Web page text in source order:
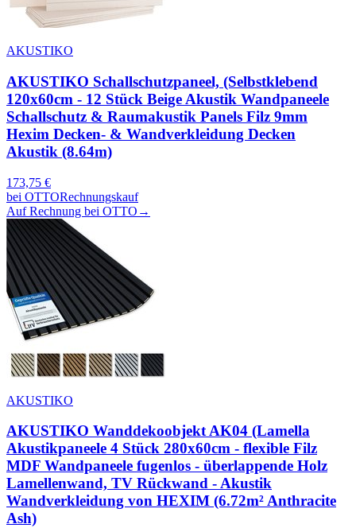
AKUSTIKO
AKUSTIKO Schallschutzpaneel, (Selbstklebend
120x60cm - 12 Stück Beige Akustik Wandpaneele
Schallschutz & Raumakustik Panels Filz 9mm
Hexim Decken- & Wandverkleidung Decken
Akustik (8.64m)
173,75 €
bei OTTORechnungskauf
Auf Rechnung bei OTTO →
AKUSTIKO
AKUSTIKO Wanddekoobjekt AK04 (Lamella
Akustikpaneele 4 Stück 280x60cm - flexible Filz
MDF Wandpaneele fugenlos - überlappende Holz
Lamellenwand, TV Rückwand - Akustik
Wandverkleidung von HEXIM (6.72m² Anthracite
Ash)